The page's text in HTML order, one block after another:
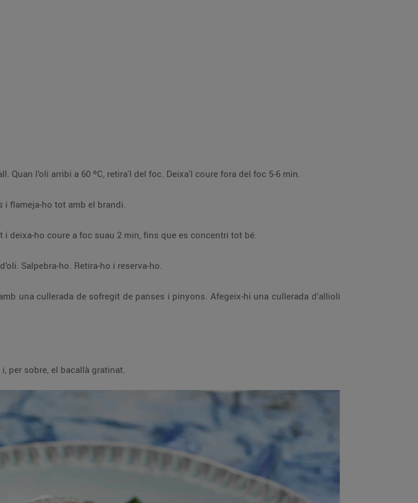
En un cassó amb oli d’oliva, confita el bacallà amb els grans d’all. Quan l’oli arribi a 60 ºC, retira'l del foc. Deixa'l coure fora del foc 5-6 min.
Salta les panses amb oli fins que s’inflin. Afegeix-hi els pinyons i flameja-ho tot amb el brandi.
Afegeix a la barreja de panses i pinyons el sofregit de tomàquet i deixa-ho coure a foc suau 2 min, fins que es concentri tot bé.
Renta els espinacs i salta'ls amb les prunes seques i una mica d’oli. Salpebra-ho. Retira-ho i reserva-ho.
Serveix el plat col·locant a la base els espinacs amb les prunes i, per sobre, el bacallà gratinat.